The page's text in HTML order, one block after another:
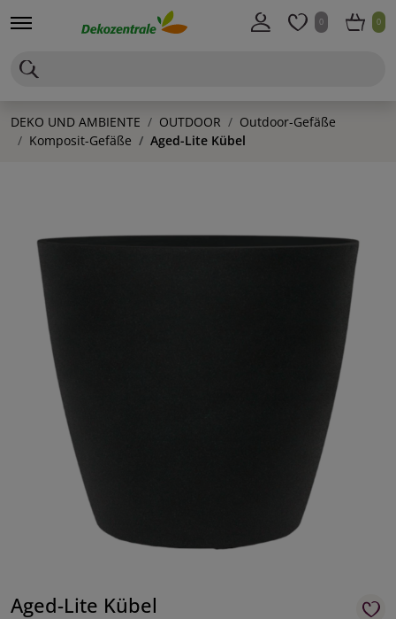
0 0
DEKO UND AMBIENTE OUTDOOR
Outdoor-Gefäße
Komposit-Gefäße
Aged-Lite Kübel
Aged-Lite Kübel